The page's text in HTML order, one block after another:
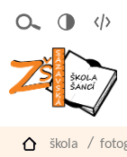
á
verze
pro
slaboz
raké
škola